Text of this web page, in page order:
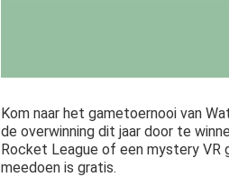
Kom naar het gametoernooi van
de overwinning dit jaar door te
Rocket League of een mystery VR
meedoen is gratis.